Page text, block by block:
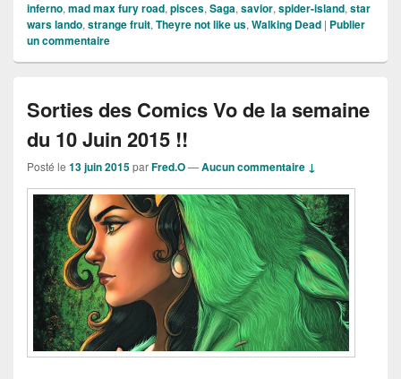
inferno, mad max fury road, pisces, Saga, savior, spider-island, star
wars lando, strange fruit, Theyre not like us, Walking Dead | Publier
un commentaire
Sorties des Comics Vo de la semaine
du 10 Juin 2015 !!
Posté le 13 juin 2015parFred.O—Aucun commentaire ↓